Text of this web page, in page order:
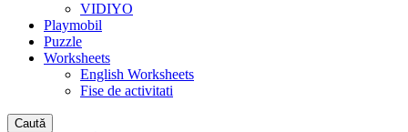
VIDIYO
Playmobil
Puzzle
Worksheets
English Worksheets
Fise de activitati
Caută